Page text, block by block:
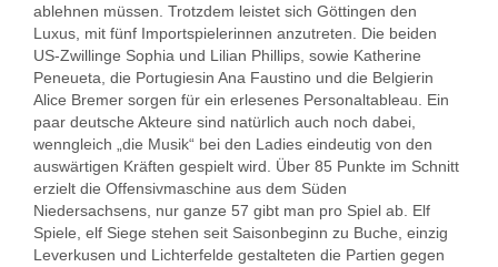
ablehnen müssen. Trotzdem leistet sich Göttingen den
Luxus, mit fünf Importspielerinnen anzutreten. Die beiden
US-Zwillinge Sophia und Lilian Phillips, sowie Katherine
Peneueta, die Portugiesin Ana Faustino und die Belgierin
Alice Bremer sorgen für ein erlesenes Personaltableau. Ein
paar deutsche Akteure sind natürlich auch noch dabei,
wenngleich „die Musik“ bei den Ladies eindeutig von den
auswärtigen Kräften gespielt wird. Über 85 Punkte im Schnitt
erzielt die Offensivmaschine aus dem Süden
Niedersachsens, nur ganze 57 gibt man pro Spiel ab. Elf
Spiele, elf Siege stehen seit Saisonbeginn zu Buche, einzig
Leverkusen und Lichterfelde gestalteten die Partien gegen